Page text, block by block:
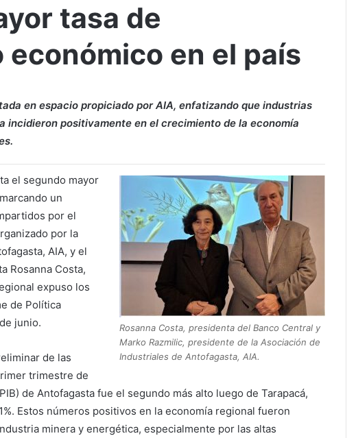
tasa de
en el país
en espacio propiciado por AIA, enfatizando que industrias
incidieron positivamente en el crecimiento de la economía
Rosanna Costa, presidenta del Banco Central y
Marko Razmilic, presidente de la Asociación de
Industriales de Antofagasta, AIA.
el segundo mayor
un
por el
por la
AIA, y el
Rosanna Costa,
expuso los
de Política
junio.
de las
trimestre de
de Antofagasta fue el segundo más alto luego de Tarapacá,
Estos números positivos en la economía regional fueron
minera y energética, especialmente por las altas